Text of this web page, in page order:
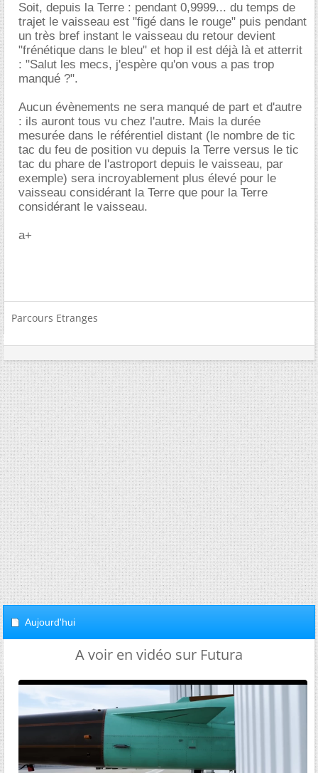
Soit, depuis la Terre : pendant 0,9999... du temps de
trajet le vaisseau est "figé dans le rouge" puis pendant
un très bref instant le vaisseau du retour devient
"frénétique dans le bleu" et hop il est déjà là et atterrit
: "Salut les mecs, j'espère qu'on vous a pas trop
manqué ?".
Aucun évènements ne sera manqué de part et d'autre
: ils auront tous vu chez l'autre. Mais la durée
mesurée dans le référentiel distant (le nombre de tic
tac du feu de position vu depuis la Terre versus le tic
tac du phare de l'astroport depuis le vaisseau, par
exemple) sera incroyablement plus élevé pour le
vaisseau considérant la Terre que pour la Terre
considérant le vaisseau.
a+
Parcours Etranges
Aujourd'hui
A voir en vidéo sur Futura